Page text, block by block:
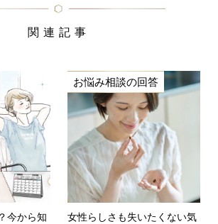
関連記事
今から知
お悩み相談の回答
女性らしさも失いたくない気